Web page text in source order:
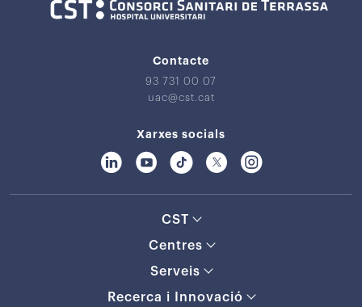
Contacte
93 731 00 07
uac@cst.cat
Xarxes socials
CST
Centres
Serveis
Recerca i Innovació